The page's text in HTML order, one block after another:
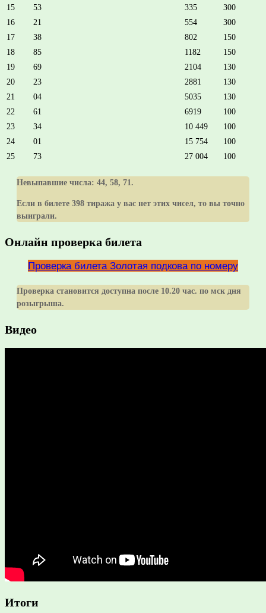
15
53 335
300
16
21 554
300
17
38 802
150
18
85 1182
150
19
69 2104
130
20
23 2881
130
21
04 5035
130
22
61 6919
100
23
34 10 449
100
24
01 15 754
100
25
73 27 004 100
Невыпавшие числа: 44, 58, 71.
Если в билете 398 тиража у вас нет этих чисел, то вы точно
выиграли.
Онлайн проверка билета
Проверка билета Золотая подкова по номеру
Проверка становится доступна после 10.20 час. по мск дня
розыгрыша.
Видео
Итоги